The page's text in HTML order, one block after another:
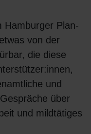
Hamburger Plan-
von der
die diese
und
über
und mildtätiges